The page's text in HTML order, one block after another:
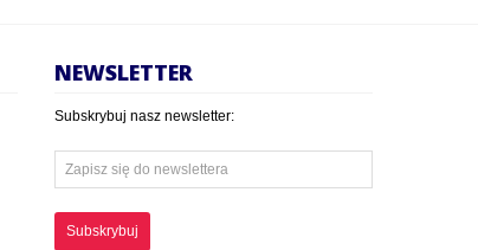
NEWSLETTER
Subskrybuj nasz newsletter:
Subskrybuj